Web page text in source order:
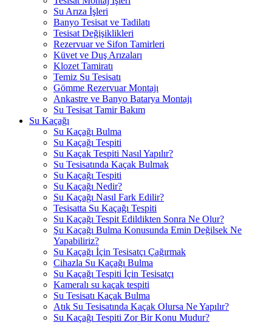
Su Arıza İşleri
Banyo Tesisat ve Tadilatı
Tesisat Değişiklikleri
Rezervuar ve Sifon Tamirleri
Küvet ve Duş Arızaları
Klozet Tamiratı
Temiz Su Tesisatı
Gömme Rezervuar Montajı
Ankastre ve Banyo Batarya Montajı
Su Tesisat Tamir Bakım
Su Kaçağı
Su Kaçağı Bulma
Su Kaçağı Tespiti
Su Kaçak Tespiti Nasıl Yapılır?
Su Tesisatında Kaçak Bulmak
Su Kaçağı Tespiti
Su Kaçağı Nedir?
Su Kaçağı Nasıl Fark Edilir?
Tesisatta Su Kaçağı Tespiti
Su Kaçağı Tespit Edildikten Sonra Ne Olur?
Şu Kaçağı Bulma Konusunda Emin Değilsek Ne
Yapabiliriz?
Su Kaçağı İçin Tesisatçı Çağırmak
Cihazla Su Kaçağı Bulma
Su Kaçağı Tespiti İçin Tesisatçı
Kameralı su kaçak tespiti
Su Tesisatı Kaçak Bulma
Atık Su Tesisatında Kaçak Olursa Ne Yapılır?
Su Kaçağı Tespiti Zor Bir Konu Mudur?